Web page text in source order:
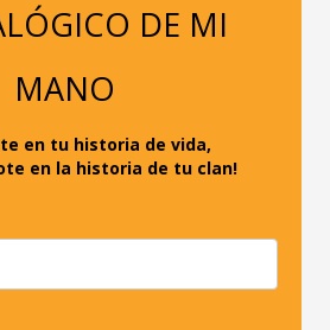
DE MI
MANO
en tu historia de vida,
en la historia de tu clan!